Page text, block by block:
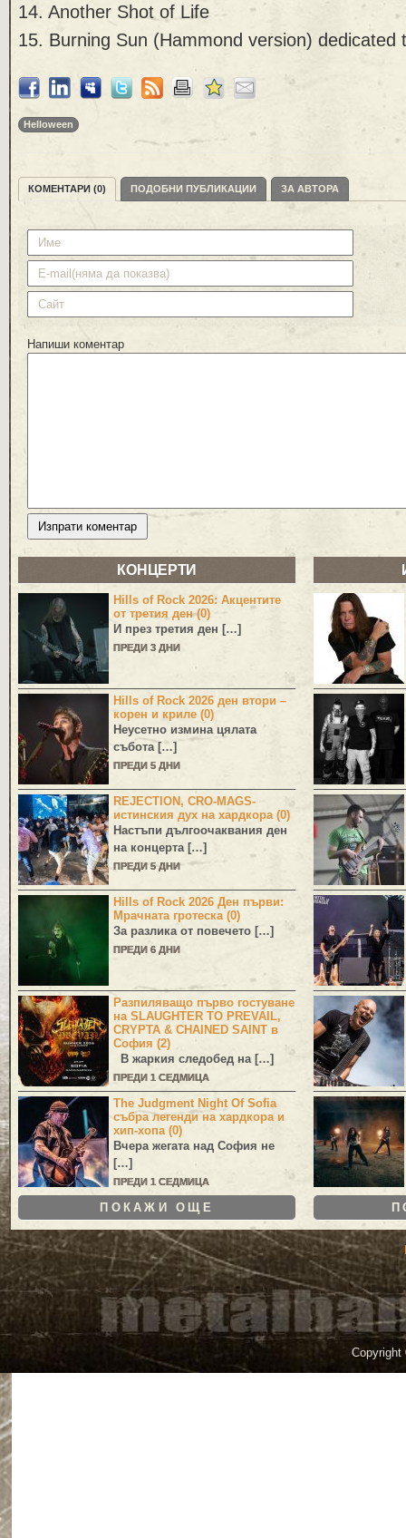
14. Another Shot of Life
15. Burning Sun (Hammond version) dedicated
Helloween
КОМЕНТАРИ (0) ПОДОБНИ ПУБЛИКАЦИИ ЗА АВТОРА
Напиши коментар
КОНЦЕРТИ
Hills of Rock 2026: Акцентите
от третия ден (0)
И през третия ден […]
ПРЕДИ 3 ДНИ
Hills of Rock 2026 ден втори –
корен и криле (0)
Неусетно измина цялата
събота […]
ПРЕДИ 5 ДНИ
REJECTION, CRO-MAGS-
истинския дух на хардкора (0)
Настъпи дългоочаквания ден
на концерта […]
ПРЕДИ 5 ДНИ
Hills of Rock 2026 Ден първи:
Мрачната гротеска (0)
За разлика от повечето […]
ПРЕДИ 6 ДНИ
Разпиляващо първо гостуване
на SLAUGHTER TO PREVAIL,
CRYPTA & CHAINED SAINT в
София (2)
В жаркия следобед на […]
ПРЕДИ 1 СЕДМИЦА
The Judgment Night Of Sofia
събра легенди на хардкора и
хип-хопа (0)
Вчера жегата над София не
[…]
ПРЕДИ 1 СЕДМИЦА
ПОКАЖИ ОЩЕ